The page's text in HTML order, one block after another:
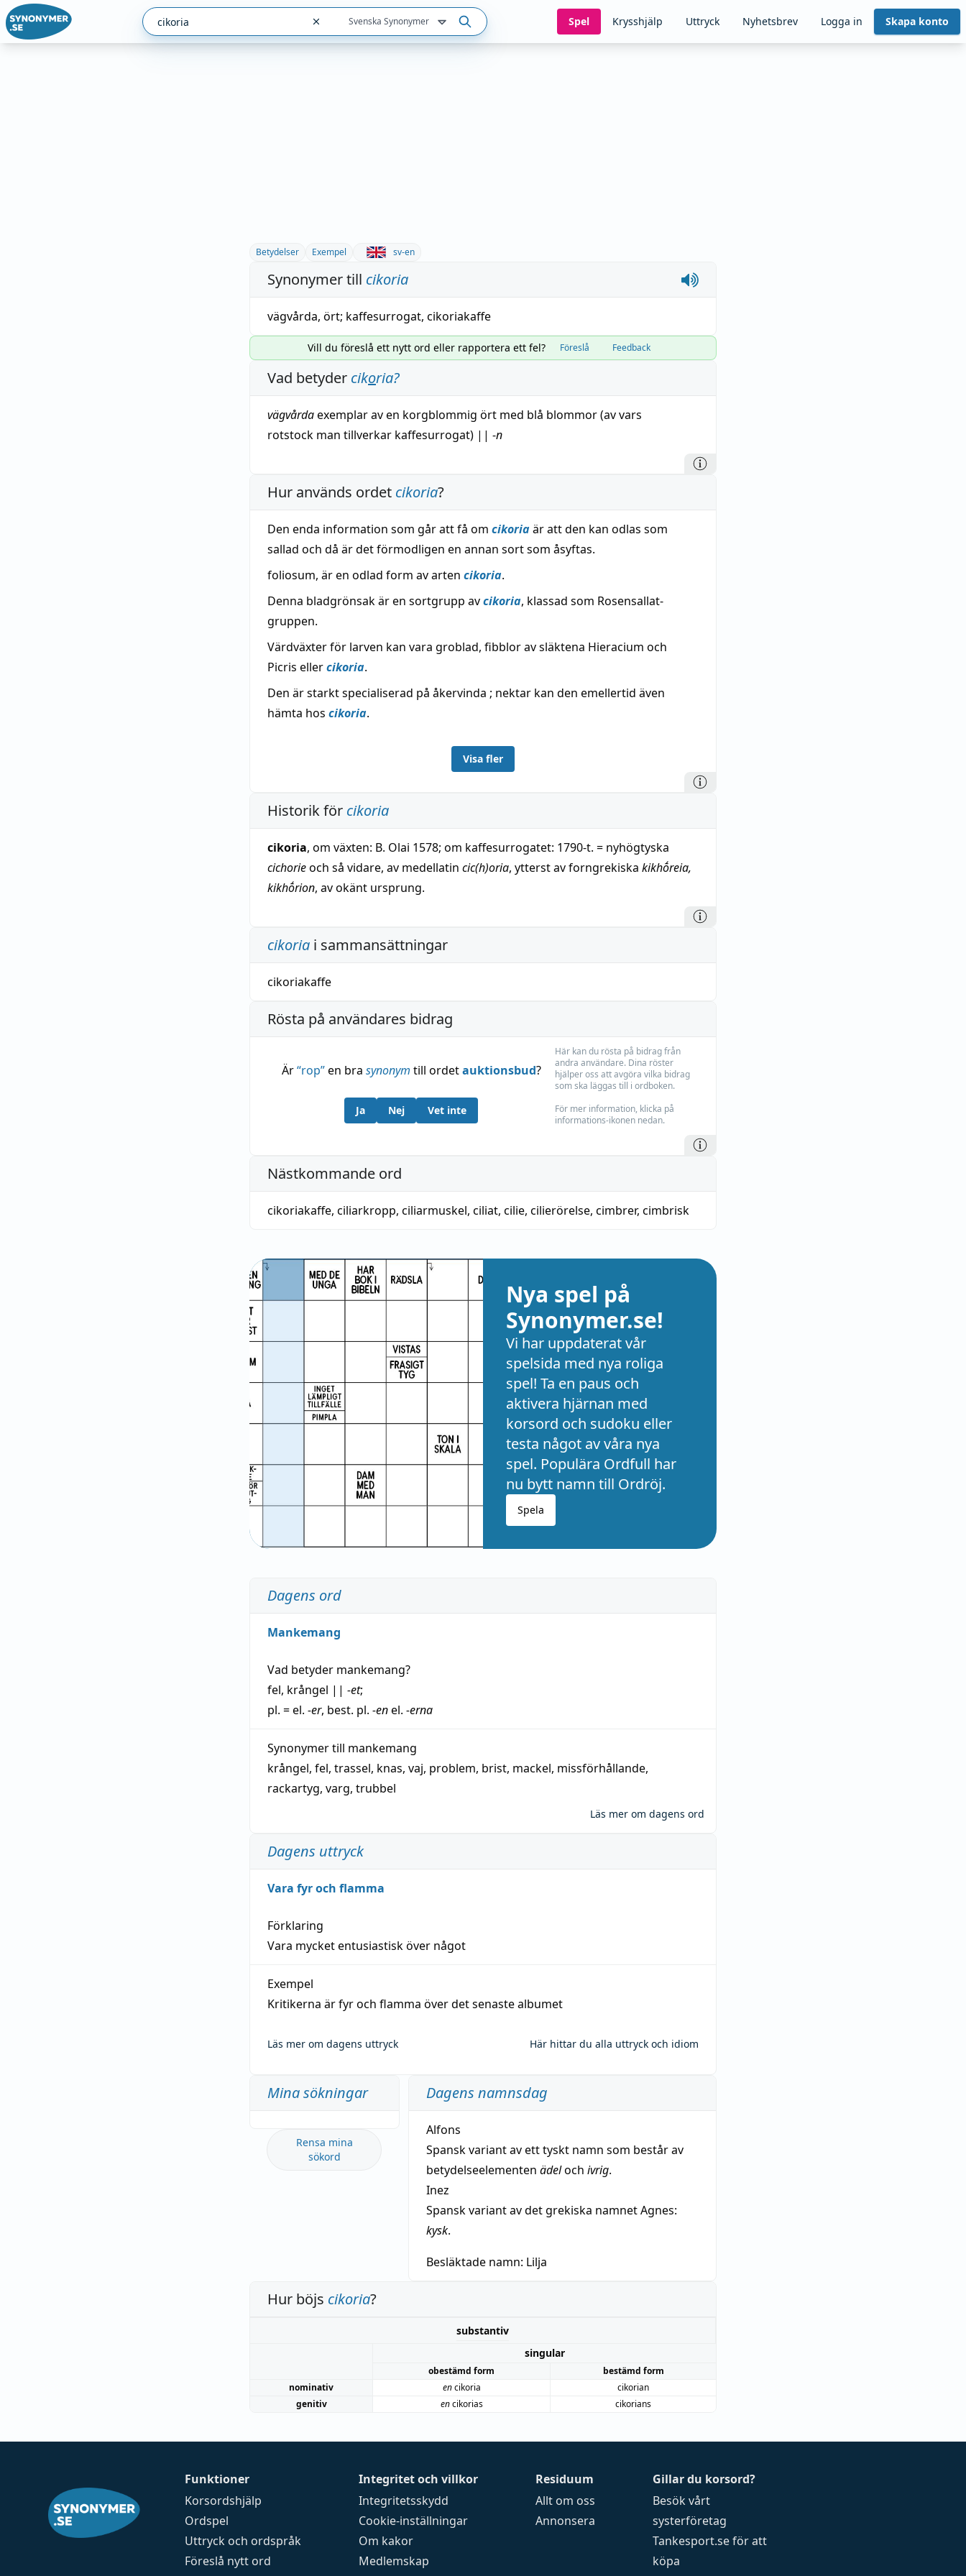
Svenska Synonymer Spel Krysshjälp Uttryck Nyhetsbrev Logga in Skapa konto
Betydelser Exempel sv-en
Synonymer till cikoria
vägvårda, ört; kaffesurrogat, cikoriakaffe
Vill du föreslå ett nytt ord eller rapportera ett fel? Föreslå Feedback
Vad betyder cikoria?
vägvårdaexemplarav en korgblommig ört med blå blommor(av vars
rotstock man tillverkar kaffesurrogat) || -n
Hur används ordet cikoria?
Den enda information som går att få om cikoriaär att den kan odlas som
sallad och då är det förmodligen en annan sort som åsyftas.
foliosum, är en odlad form av arten cikoria.
Denna bladgrönsak är en sortgrupp avcikoria, klassad som Rosensallat-
gruppen.
Värdväxter för larven kan vara groblad, fibblor av släktena Hieracium och
Picris ellercikoria.
Den är starkt specialiserad på åkervinda ; nektar kan den emellertid även
hämta hos cikoria.
Visa fler
Historik för cikoria
cikoria, om växten: B. Olai 1578; om kaffesurrogatet: 1790-t. = nyhögtyska
cichorieoch så vidare, av medellatin cic(h)oria, ytterst av forngrekiska kikhṓreia,
kikhṓrion, av okänt ursprung.
cikoria i sammansättningar
cikoriakaffe
Rösta på användares bidrag
Är“rop”en bra synonym till ordetauktionsbud?
Ja Nej Vet inte
Här kan du rösta på bidrag från
andra användare. Dina röster
hjälper oss att avgöra vilka bidrag
som ska läggas till i ordboken.
För mer information, klicka på
informations-ikonen nedan.
Nästkommande ord
cikoriakaffe, ciliarkropp, ciliarmuskel, ciliat, cilie, cilierörelse, cimbrer, cimbrisk
Nya spel på
Synonymer.se!
Vi har uppdaterat vår
spelsida med nya roliga
spel! Ta en paus och
aktivera hjärnan med
korsord och sudoku eller
testa något av våra nya
spel. Populära Ordfull har
nu bytt namn till Ordröj.
Spela
Dagens ord
Mankemang
Vad betyder mankemang?
fel, krångel || -et;
pl. = el. -er, best. pl. -enel. -erna
Synonymer till mankemang
krångel, fel, trassel, knas, vaj, problem, brist, mackel, missförhållande,
rackartyg, varg, trubbel
Läs mer om dagens ord
Dagens uttryck
Vara fyr och flamma
Förklaring
Vara mycket entusiastisk över något
Exempel
Kritikerna är fyr och flamma över det senaste albumet
Läs mer om dagens uttryck Här hittar du alla uttryck och idiom
Mina sökningar
Rensa mina
sökord
Dagens namnsdag
Alfons
Spansk variant av ett tyskt namn som består av
betydelseelementen ädeloch ivrig.
Inez
Spansk variant av det grekiska namnet Agnes:
kysk.
Besläktade namn: Lilja
Hur böjs cikoria?
substantiv
singular
obestämd form
bestämd form
nominativ
encikoria
cikorian
genitiv
encikorias cikorians
Funktioner
Korsordshjälp
Ordspel
Uttryck och ordspråk
Föreslå nytt ord
Integritet och villkor
Integritetsskydd
Cookie-inställningar
Om kakor
Medlemskap
Residuum
Allt om oss
Annonsera
Gillar du korsord?
Besök vårt
systerföretag
Tankesport.seför att
köpa